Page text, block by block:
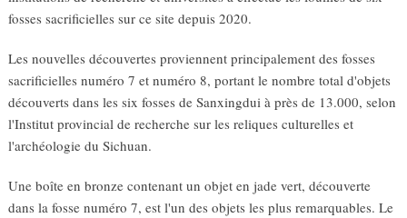
fosses sacrificielles sur ce site depuis 2020.
Les nouvelles découvertes proviennent principalement des fosses
sacrificielles numéro 7 et numéro 8, portant le nombre total d'objets
découverts dans les six fosses de Sanxingdui à près de 13.000, selon
l'Institut provincial de recherche sur les reliques culturelles et
l'archéologie du Sichuan.
Une boîte en bronze contenant un objet en jade vert, découverte
dans la fosse numéro 7, est l'un des objets les plus remarquables. Le